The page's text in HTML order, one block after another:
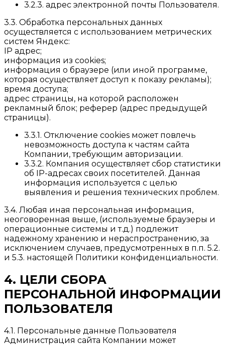
3.2.3. адрес электронной почты Пользователя.
3.3. Обработка персональных данных
осуществляется с использованием метрических
систем Яндекс:
IP адрес;
информация из cookies;
информация о браузере (или иной программе,
которая осуществляет доступ к показу рекламы);
время доступа;
адрес страницы, на которой расположен
рекламный блок; реферер (адрес предыдущей
страницы).
3.3.1. Отключение cookies может повлечь
невозможность доступа к частям сайта
Компании, требующим авторизации.
3.3.2. Компания осуществляет сбор статистики
об IP-адресах своих посетителей. Данная
информация используется с целью
выявления и решения технических проблем.
3.4. Любая иная персональная информация,
неоговоренная выше, (используемые браузеры и
операционные системы и т.д.) подлежит
надежному хранению и нераспространению, за
исключением случаев, предусмотренных в п.п. 5.2.
и 5.3. настоящей Политики конфиденциальности.
4. ЦЕЛИ СБОРА
ПЕРСОНАЛЬНОЙ ИНФОРМАЦИИ
ПОЛЬЗОВАТЕЛЯ
4.1. Персональные данные Пользователя
Администрация сайта Компании может